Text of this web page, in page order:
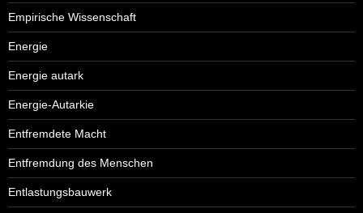
Empirische Wissenschaft
Energie
Energie autark
Energie-Autarkie
Entfremdete Macht
Entfremdung des Menschen
Entlastungsbauwerk